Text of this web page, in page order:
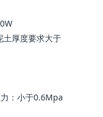
土厚度要求大于
：小于0.6Mpa